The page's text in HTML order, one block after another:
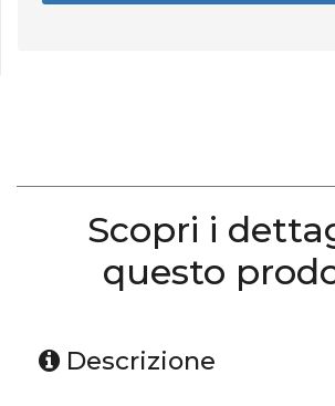
Scopri i
questo
Descrizione